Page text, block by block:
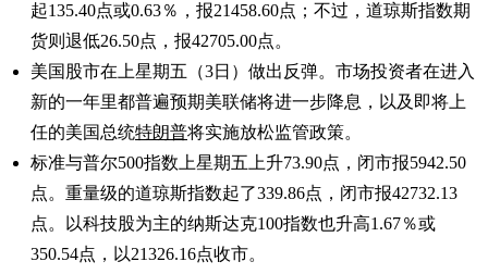
起135.40点或0.63％，报21458.60点；不过，道琼斯指数期
货则退低26.50点，报42705.00点。
美国股市在上星期五（3日）做出反弹。市场投资者在进入
新的一年里都普遍预期美联储将进一步降息，以及即将上
任的美国总统特朗普将实施放松监管政策。
标准与普尔500指数上星期五上升73.90点，闭市报5942.50
点。重量级的道琼斯指数起了339.86点，闭市报42732.13
点。以科技股为主的纳斯达克100指数也升高1.67％或
350.54点，以21326.16点收市。